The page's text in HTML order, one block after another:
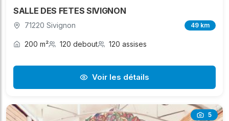
SALLE DES FETES SIVIGNON
71220 Sivignon 49 km
200 m² 120 debout 120 assises
Voir les détails
5